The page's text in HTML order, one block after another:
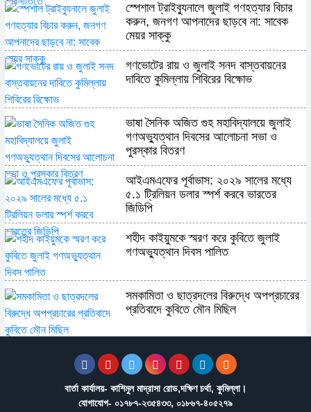
স্পেশাল ট্রাইব্যুনালে জুলাই গণহত্যার বিচার
করুন, জনগণ আপনাদের ছাড়বে না: সাবেক
মেয়র সাক্কু
গণভোটের রায় ও জুলাই সনদ বাস্তবায়নের
দাবিতে কুমিল্লায় শিবিরের বিক্ষোভ
ভাষা সৈনিক অজিত গুহ মহাবিদ্যালয়ে জুলাই
গণঅভ্যুত্থান দিবসের আলোচনা সভা ও
পুরস্কার বিতরণ
​আইএমএফের পূর্বাভাস: ২০২৯ সালের মধ্যে
৫.১ ট্রিলিয়ন ডলার স্পর্শ করবে ভারতের
জিডিপি
শহীদ কাইয়ুমকে স্মরণ করে কুবিতে জুলাই
গণঅভ্যুত্থান দিবস পালিত
সমকামিতা ও ছাত্রদলের বিরুদ্ধে অপপ্রচারের
প্রতিবাদে কুবিতে মৌন মিছিল
অন্যের অধিকার নিয়ে সোচ্চার, নিজের ঘরে নীরব
পাকিস্তান
বার্তা কার্যালয়- কাশিমুল মাদ্রাসা রোড,দক্ষিণ চর্থা, কুমিল্লা।
যোগাযোগ- ০১৭৮৭-২৩৫৪৩৩, ০১৮৬৭-৪০৫২৭৯